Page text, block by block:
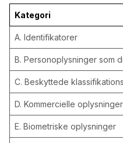
Kategori
A. Identifikatorer
B. Personoplysninger som
C. Beskyttede
D. Kommercielle oplysninger
E. Biometriske oplysninger